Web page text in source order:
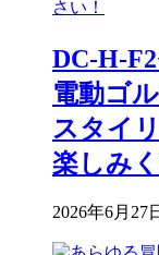
DC-H-
電動ゴ
スタイ
楽しみ
2026年6月27